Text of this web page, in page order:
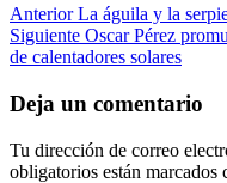
AnteriorLa águila y la
Siguiente Oscar Pérez
de calentadores solares
Deja un comentario
Tu dirección de correo
obligatorios están marcados